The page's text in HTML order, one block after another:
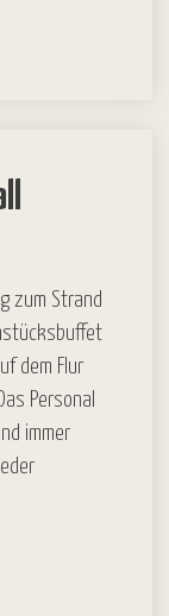
zum Strand
dem Flur
Personal
immer